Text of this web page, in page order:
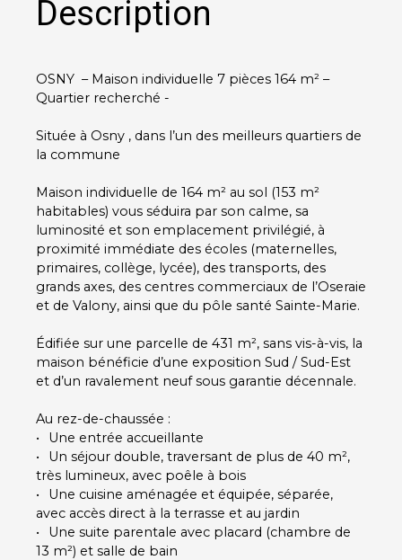
Description
OSNY – Maison individuelle 7 pièces 164 m² –
Quartier recherché -
Située à Osny , dans l’un des meilleurs quartiers de
la commune
Maison individuelle de 164 m² au sol (153 m²
habitables) vous séduira par son calme, sa
luminosité et son emplacement privilégié, à
proximité immédiate des écoles (maternelles,
primaires, collège, lycée), des transports, des
grands axes, des centres commerciaux de l’Oseraie
et de Valony, ainsi que du pôle santé Sainte-Marie.
Édifiée sur une parcelle de 431 m², sans vis-à-vis, la
maison bénéficie d’une exposition Sud / Sud-Est
et d’un ravalement neuf sous garantie décennale.
Au rez-de-chaussée :
Une entrée accueillante
Un séjour double, traversant de plus de 40 m²,
très lumineux, avec poêle à bois
Une cuisine aménagée et équipée, séparée,
avec accès direct à la terrasse et au jardin
Une suite parentale avec placard (chambre de
13 m²) et salle de bain